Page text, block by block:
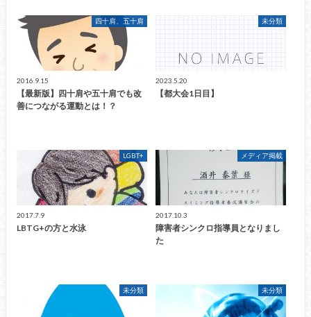
四十肩、五十肩
2016.9.15
【最新版】四十肩や五十肩でも改
善につながる運動とは！？
未分類
2023.5.20
【都大会1日目】
LGBT+
2017.7.9
LBTG+の方と水泳
メディア掲載
2017.10.3
障害者シンクロ指導員となりまし
た
未分類 未分類